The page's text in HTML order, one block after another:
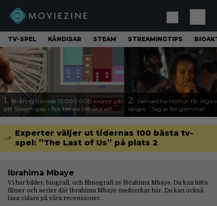
TV-SPEL KÄNDISAR STEAM STREAMINGTIPS
1. 18-åring tjänade 13 000 000 kronor på
sitt Steam-spel – fick betala tillbaka allt
2. Samantha Morton får inga
längre: ”Jag är för gammal”
Experter väljer ut tidernas 100 bästa tv-
spel: ”The Last of Us” på plats 2
Ibrahima Mbaye
Vi har bilder, biografi, och filmografi av Ibrahima Mbaye. Du kan hitta
filmer och serier där Ibrahima Mbaye medverkar här. Du kan också
läsa vidare på våra recensioner.